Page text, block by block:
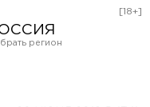
[18+]